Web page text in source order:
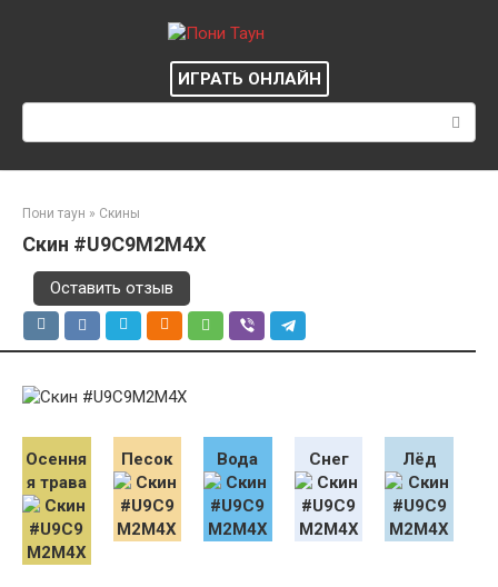
ИГРАТЬ ОНЛАЙН
Пони таун » Скины
Скин #U9C9M2M4X
Оставить отзыв
Осення
я трава
Песок Вода Снег Лёд